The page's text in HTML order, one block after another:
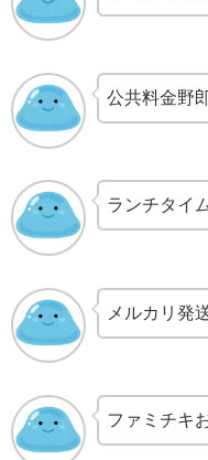
公共料金野
ランチタイ
メルカリ発
ファミチキ